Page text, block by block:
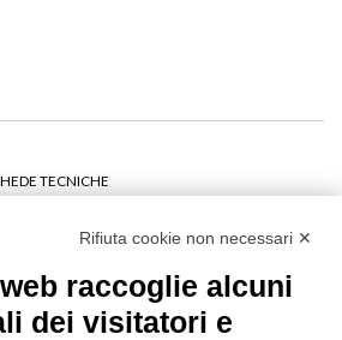
TECNICHE
62 - 21/05/2018
Rifiuta cookie non necessari ✕
raccoglie alcuni
dei visitatori e